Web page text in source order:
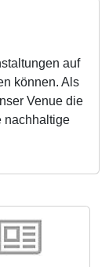
auf
können. Als
Venue die
nachhaltige